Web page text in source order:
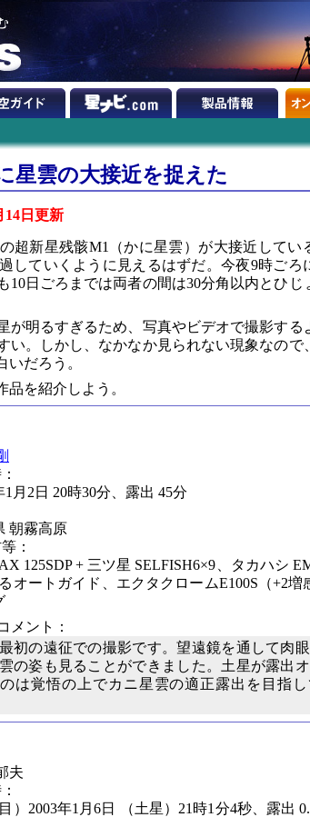
星雲の大接近を捉えた
14日更新
超新星残骸M1（かに星雲）が大接近してい
していくように見えるはずだ。今夜9時ごろ
10日ごろまでは両者の間は30分角以内とひじ
が明るすぎるため、写真やビデオで撮影する
い。しかし、なかなか見られない現象なので
だろう。
を紹介しよう。
1月2日 20時30分、露出 45分
朝霧高原
：
125SDP + 三ツ星 SELFISH6×9、タカハシ
オートガイド、エクタクロームE100S（+2増
メント：
初の遠征での撮影です。望遠鏡を通して肉
の姿も見ることができました。土星が露出
は覚悟の上でカニ星雲の適正露出を目指し
夫
目）2003年1月6日 （土星）21時1分4秒、露出